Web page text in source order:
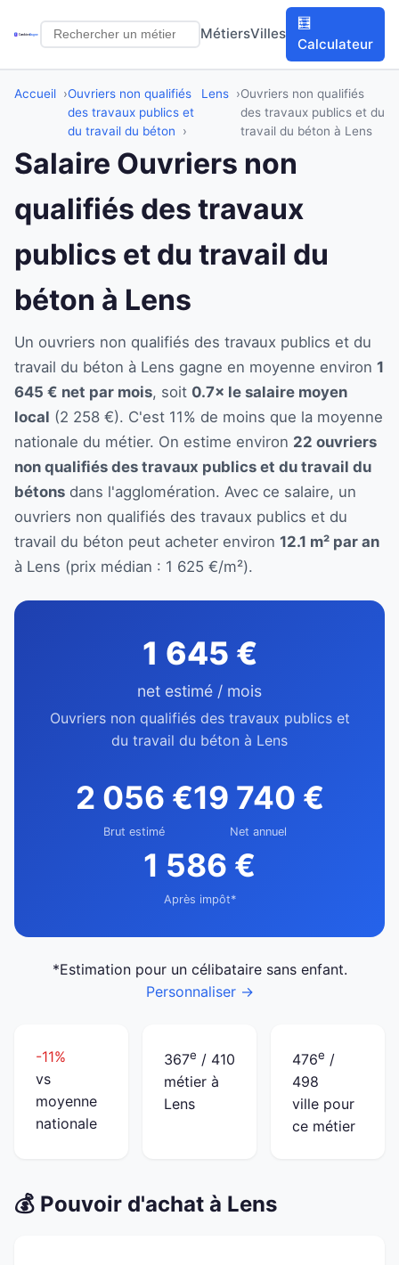
MétiersVilles
🧮
Calculateur
Accueil
Ouvriers non qualifiés
des travaux publics et
du travail du béton
Lens
Ouvriers non qualifiés
des travaux publics et du
travail du béton à Lens
Salaire Ouvriers non
qualifiés des travaux
publics et du travail du
béton à Lens
Un ouvriers non qualifiés des travaux publics et du
travail du béton à Lens gagne en moyenne environ 1
645 € net par mois, soit 0.7× le salaire moyen
local (2 258 €). C'est 11% de moins que la moyenne
nationale du métier. On estime environ 22 ouvriers
non qualifiés des travaux publics et du travail du
bétons dans l'agglomération. Avec ce salaire, un
ouvriers non qualifiés des travaux publics et du
travail du béton peut acheter environ 12.1 m² par an
à Lens (prix médian : 1 625 €/m²).
1 645 €
net estimé / mois
Ouvriers non qualifiés des travaux publics et
du travail du béton à Lens
2 056 €
Brut estimé
19 740 €
Net annuel
1 586 €
Après impôt*
*Estimation pour un célibataire sans enfant.
Personnaliser →
-11%
vs
moyenne
nationale
367e / 410
métier à
Lens
476e /
498
ville pour
ce métier
💰 Pouvoir d'achat à Lens